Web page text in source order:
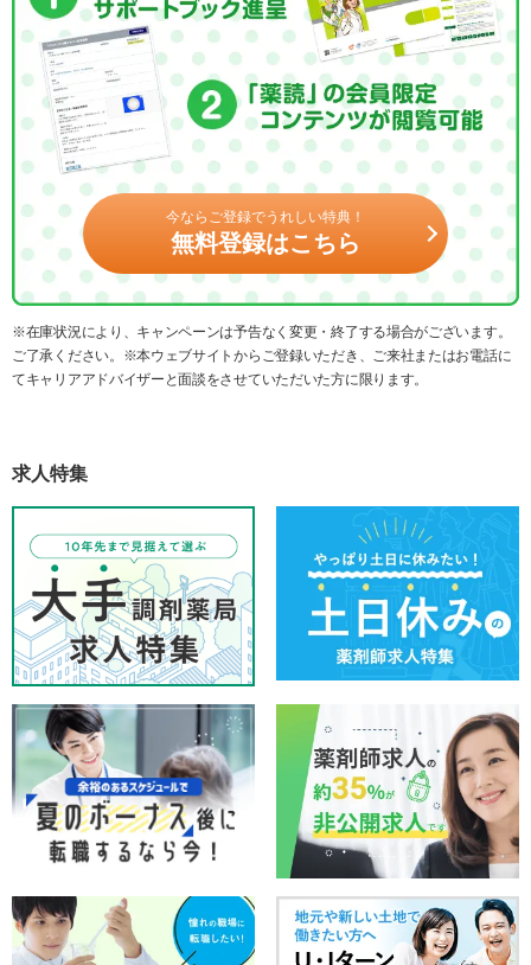
今ならご登録でうれしい特典！
無料登録はこちら
※在庫状況により、キャンペーンは予告なく変更・終了する場合がございます。
ご了承ください。※本ウェブサイトからご登録いただき、ご来社またはお電話に
てキャリアアドバイザーと面談をさせていただいた方に限ります。
求人特集